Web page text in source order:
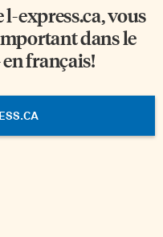
l-express.ca, vous
dans le
français!